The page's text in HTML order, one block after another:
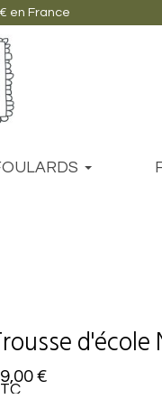
en France
d'école
€